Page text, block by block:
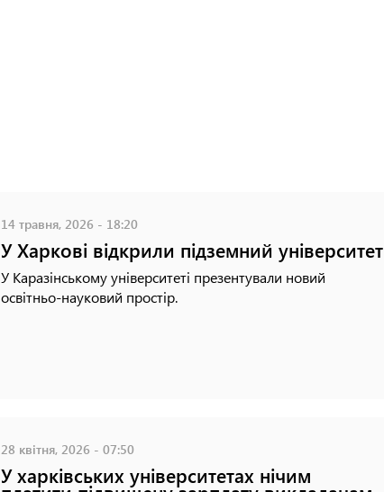
14 травня, 2026 - 18:20
У Харкові відкрили підземний університет
У Каразінському університеті презентували новий
освітньо-науковий простір.
28 квітня, 2026 - 07:50
У харківських університетах нічим